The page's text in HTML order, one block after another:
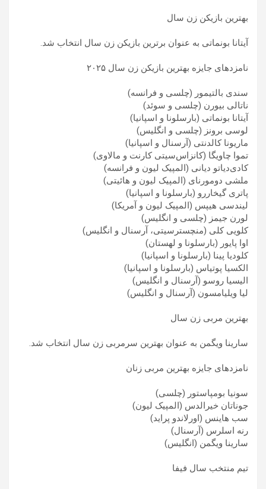
بهترین بازیکن زن سال
آیتانا بونماتی به عنوان برترین بازیکن زن سال انتخاب شد.
نامزدهای جایزه بهترین بازیکن زن سال ۲۰۲۵
سندی بالتیمور (چلسی و فرانسه)
ناتالی بیورن (چلسی و سوئد)
آیتانا بونماتی (بارسلونا و اسپانیا)
لوسی برونز (چلسی و انگلیس)
ماریونا کالدنتی (آرسنال و اسپانیا)
تموا چاویگا (کانزاس‌سیتی کارنت و مالاوی)
کادی‌دیاتو دیانی (المپیک لیون و فرانسه)
ملشی دومورنای (المپیک لیون و هائیتی)
پاتری گیخاررو (بارسلونا و اسپانیا)
لیندسی هیپس (المپیک لیون و آمریکا)
لورن جیمز (چلسی و انگلیس)
کلویی کلی (منچسترسیتی، آرسنال و انگلیس)
اوا پایور (بارسلونا و لهستان)
کلودیا پینا (بارسلونا و اسپانیا)
الکسیا پوتیاس (بارسلونا و اسپانیا)
الیسیا روسو (آرسنال و انگلیس)
لیا ویلیامسون (آرسنال و انگلیس)
بهترین مربی زن سال
سارینا ویگمن به عنوان بهترین سرمربی زن سال انتخاب شد.
نامزدهای جایزه بهترین مربی زنان
سونیا بومپاستور (چلسی)
جوناتان خیرالدس (المپیک لیون)
سب هاینس (اورلاندو پراید)
رنه اسلرس (آرسنال)
سارینا ویگمن (انگلیس)
تیم منتخب سال فیفا